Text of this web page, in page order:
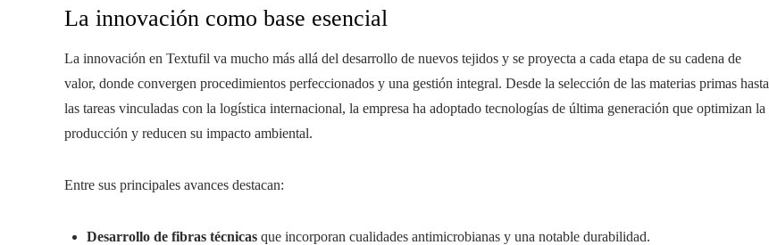
La innovación como base esencial
La innovación en Textufil va mucho más allá del desarrollo de nuevos tejidos y se proyecta a cada etapa de su cadena de
valor, donde convergen procedimientos perfeccionados y una gestión integral. Desde la selección de las materias primas hasta
las tareas vinculadas con la logística internacional, la empresa ha adoptado tecnologías de última generación que optimizan la
producción y reducen su impacto ambiental.
Entre sus principales avances destacan:
Desarrollo de fibras técnicas que incorporan cualidades antimicrobianas y una notable durabilidad.